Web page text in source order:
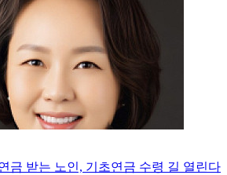
금 받는 노인, 기초연금 수령 길 열린다